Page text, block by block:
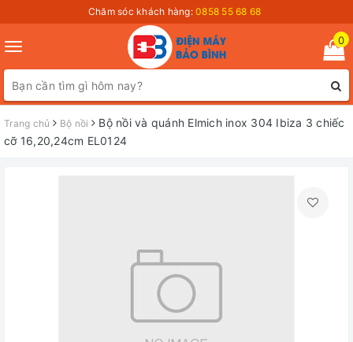
Chăm sóc khách hàng: 0858 55 68 68
Toggle
navigation
0
Trang chủ Bộ nồi
Bộ nồi và quánh Elmich inox 304 Ibiza 3 chiếc
cỡ 16,20,24cm EL0124